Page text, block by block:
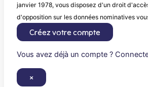
janvier 1978, vous disposez d'un droit
d'opposition sur les données nominatives
Créez votre compte
Vous avez déjà un compte ?
×